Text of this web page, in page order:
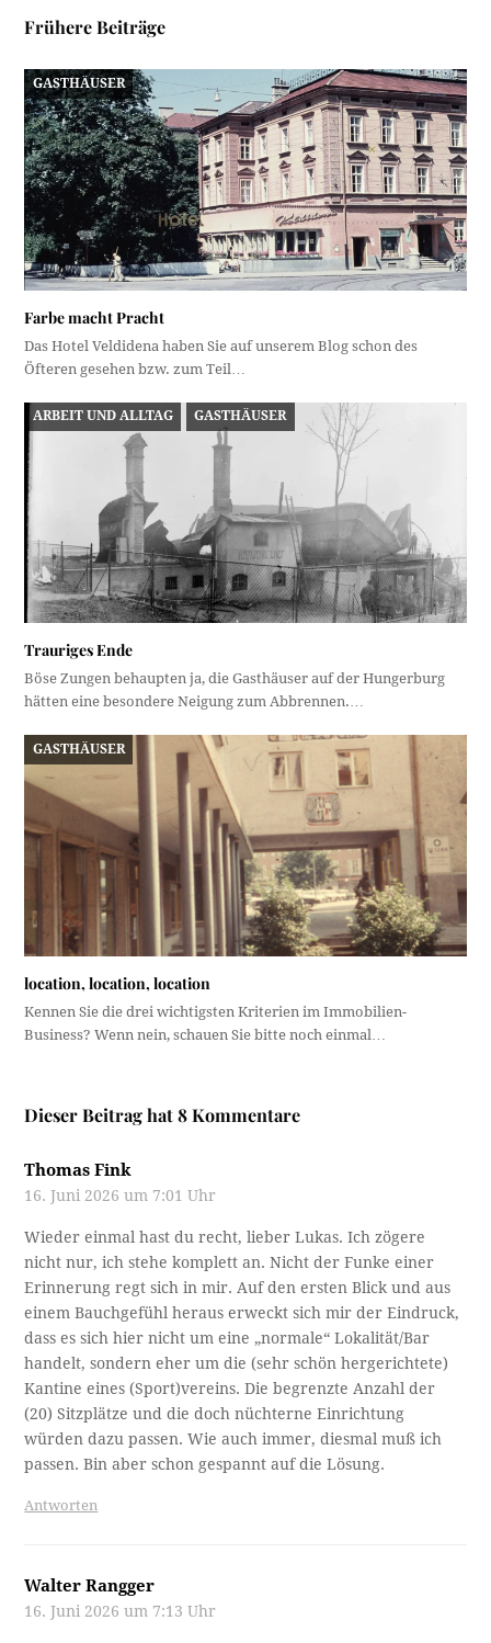
Frühere Beiträge
GASTHÄUSER
Farbe macht Pracht
Das Hotel Veldidena haben Sie auf unserem Blog schon des
Öfteren gesehen bzw. zum Teil…
ARBEIT UND ALLTAG GASTHÄUSER
Trauriges Ende
Böse Zungen behaupten ja, die Gasthäuser auf der Hungerburg
hätten eine besondere Neigung zum Abbrennen.…
GASTHÄUSER
location, location, location
Kennen Sie die drei wichtigsten Kriterien im Immobilien-
Business? Wenn nein, schauen Sie bitte noch einmal…
Dieser Beitrag hat 8 Kommentare
Thomas Fink
16. Juni 2026 um 7:01 Uhr
Wieder einmal hast du recht, lieber Lukas. Ich zögere
nicht nur, ich stehe komplett an. Nicht der Funke einer
Erinnerung regt sich in mir. Auf den ersten Blick und aus
einem Bauchgefühl heraus erweckt sich mir der Eindruck,
dass es sich hier nicht um eine „normale“ Lokalität/Bar
handelt, sondern eher um die (sehr schön hergerichtete)
Kantine eines (Sport)vereins. Die begrenzte Anzahl der
(20) Sitzplätze und die doch nüchterne Einrichtung
würden dazu passen. Wie auch immer, diesmal muß ich
passen. Bin aber schon gespannt auf die Lösung.
Antworten
Walter Rangger
16. Juni 2026 um 7:13 Uhr